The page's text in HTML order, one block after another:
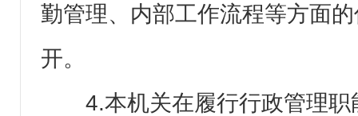
勤管理、内部工作流程等方面
开。
4.本机关在履行行政管理